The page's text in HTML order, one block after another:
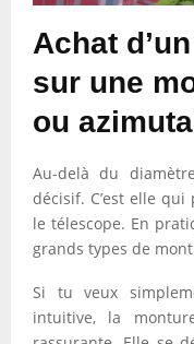
Achat
sur une
ou
Au-delà du
décisif. C’est elle
le télescope. En
grands types de
Si tu veux
intuitive, la